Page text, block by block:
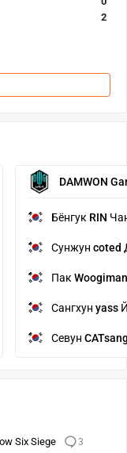
2
DAMWON
Бёнгук RIN
Сунжун coted
Пак Woogiman
Сангхун yass
Севун
Six Siege
3